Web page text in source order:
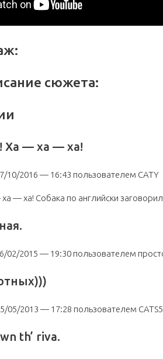
языка скачать mp3
сюжета:
Ха — ха — ха!
10/2016 — 16:43 пользователем CATY
— ха! Собака по английски
02/2015 — 19:30 пользователем
05/2013 — 17:28 пользователем CATS5
th’ riva.